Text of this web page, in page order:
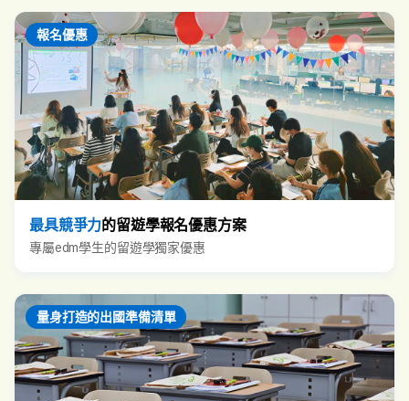
報名優惠
最具競爭力的留遊學報名優惠方案
專屬edm學生的留遊學獨家優惠
量身打造的出國準備清單